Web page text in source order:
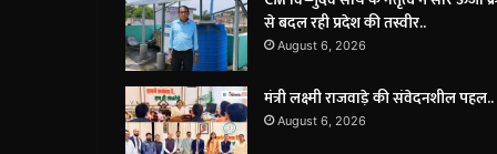
से बदल रही प्रदेश की तस्वीर..
August 6, 2026
मंत्री लक्ष्मी राजवाड़े की संवेदनशील पहल..
August 6, 2026